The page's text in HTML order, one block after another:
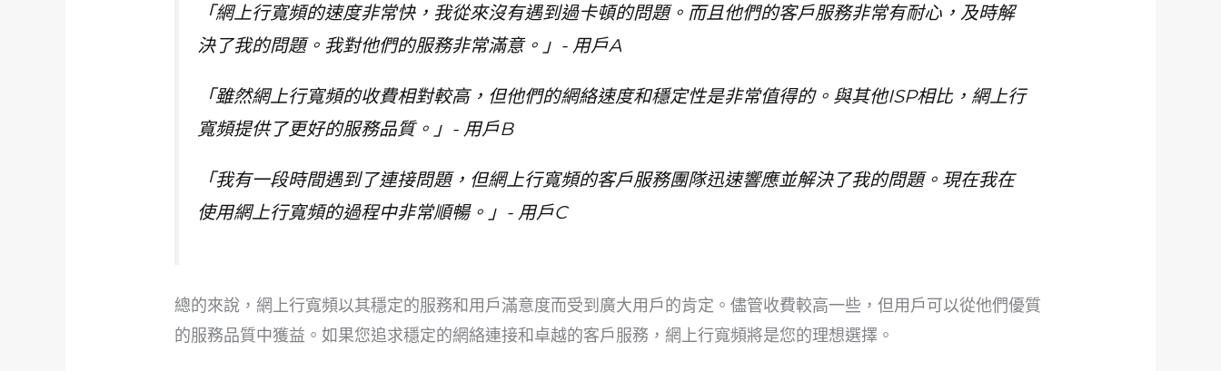
「網上行寬頻的速度非常快，我從來沒有遇到過卡頓的問題。而且他們的客戶服務非常有耐心，及時解
決了我的問題。我對他們的服務非常滿意。」- 用戶A
「雖然網上行寬頻的收費相對較高，但他們的網絡速度和穩定性是非常值得的。與其他ISP相比，網上行
寬頻提供了更好的服務品質。」- 用戶B
「我有一段時間遇到了連接問題，但網上行寬頻的客戶服務團隊迅速響應並解決了我的問題。現在我在
使用網上行寬頻的過程中非常順暢。」- 用戶C
總的來說，網上行寬頻以其穩定的服務和用戶滿意度而受到廣大用戶的肯定。儘管收費較高一些，但用戶可以從他們優質
的服務品質中獲益。如果您追求穩定的網絡連接和卓越的客戶服務，網上行寬頻將是您的理想選擇。